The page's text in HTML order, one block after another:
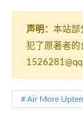
声明： 本站部
犯了原著者的
Air More